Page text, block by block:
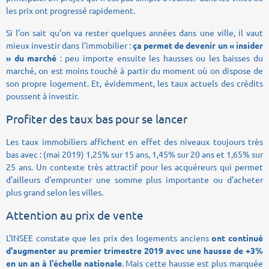
les prix ont progressé rapidement.
Si l’on sait qu’on va rester quelques années dans une ville, il vaut
mieux investir dans l’immobilier :ça permet de devenir un « insider
» du marché : peu importe ensuite les hausses ou les baisses du
marché, on est moins touché à partir du moment où on dispose de
son propre logement. Et, évidemment, les taux actuels des crédits
poussent à investir.
Profiter des taux bas pour se lancer
Les taux immobiliers affichent en effet des niveaux toujours très
bas avec : (mai 2019) 1,25% sur 15 ans, 1,45% sur 20 ans et 1,65% sur
25 ans. Un contexte très attractif pour les acquéreurs qui permet
d'ailleurs d'emprunter une somme plus importante ou d'acheter
plus grand selon les villes.
Attention au prix de vente
L'INSEE constate que les prix des logements anciensont continué
d'augmenter au premier trimestre 2019 avec une hausse de +3%
en un an à l'échelle nationale. Mais cette hausse est plus marquée